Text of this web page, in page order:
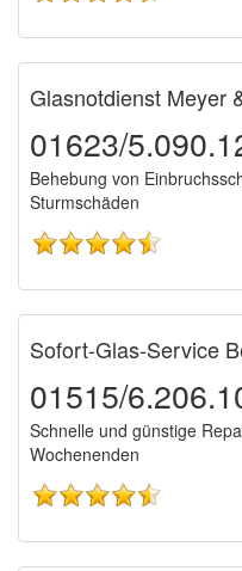
Glasnotdienst Meyer
01623/
Behebung von
Sturmschäden
Sofort-Glas-Service
01515/
Schnelle und günstige
Wochenenden